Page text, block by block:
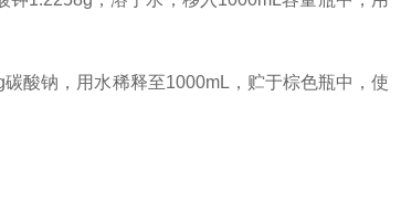
酸钠，用水稀释至1000mL，贮于棕色瓶中，使